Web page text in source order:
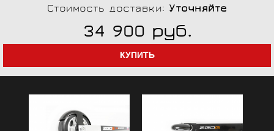
Стоимость доставки: Уточняйте
34 900 руб.